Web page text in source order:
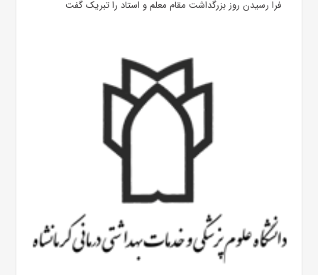
فرا رسیدن روز بزرگداشت مقام معلم و استاد را تبریک گفت